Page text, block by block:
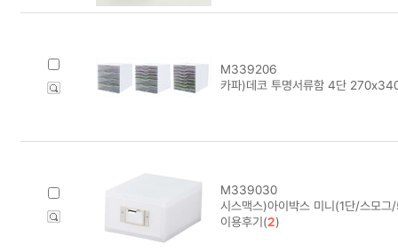
M339206
카파)데코 투명서류함 4단
M339030
시스맥스)아이박스 미니(1단/스모
이용후기(2)